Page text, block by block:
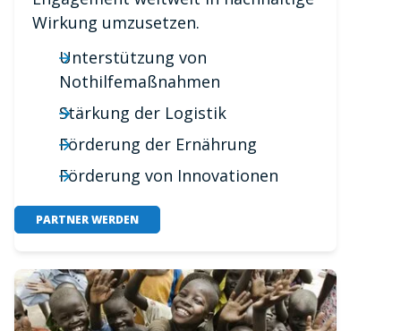
Wirkung umzusetzen.
Unterstützung von
Nothilfemaßnahmen
Stärkung der Logistik
Förderung der Ernährung
Förderung von Innovationen
PARTNER WERDEN